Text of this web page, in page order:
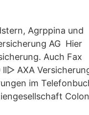
Agrppina und
AG Hier
Auch Fax
AXA
im